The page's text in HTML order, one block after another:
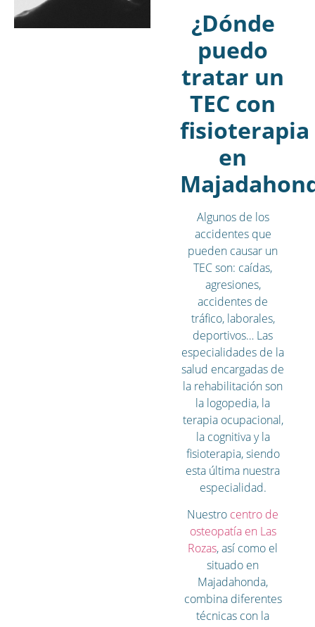
¿Dónde
puedo
tratar un
TEC con
fisioterapia
en
Algunos de los
accidentes que
pueden causar un
TEC son: caídas,
agresiones,
accidentes de
tráfico, laborales,
deportivos… Las
especialidades de la
salud encargadas de
la rehabilitación son
la logopedia, la
terapia ocupacional,
la cognitiva y la
fisioterapia, siendo
esta última nuestra
especialidad.
Nuestro centro de
osteopatía en Las
Rozas, así como el
situado en
Majadahonda,
combina diferentes
técnicas con la